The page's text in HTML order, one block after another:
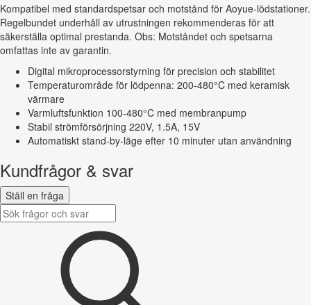
Kompatibel med standardspetsar och motstånd för Aoyue-lödstationer.
Regelbundet underhåll av utrustningen rekommenderas för att
säkerställa optimal prestanda. Obs: Motståndet och spetsarna
omfattas inte av garantin.
Digital mikroprocessorstyrning för precision och stabilitet
Temperaturområde för lödpenna: 200-480°C med keramisk
värmare
Varmluftsfunktion 100-480°C med membranpump
Stabil strömförsörjning 220V, 1.5A, 15V
Automatiskt stand-by-läge efter 10 minuter utan användning
Kundfrågor & svar
Ställ en fråga